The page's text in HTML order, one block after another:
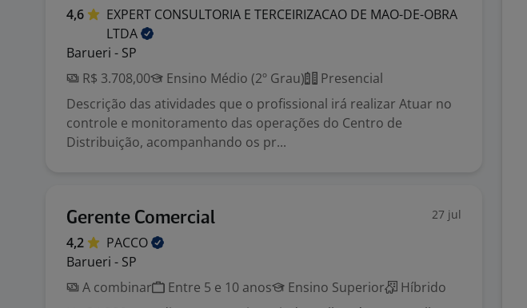
4,6
EXPERT CONSULTORIA E TERCEIRIZACAO DE MAO-DE-OBRA
LTDA
Barueri - SP
R$ 3.708,00
Ensino Médio (2º Grau)
Presencial
Descrição das atividades que o profissional irá realizar Atuar no
controle e monitoramento das operações do Centro de
Distribuição, acompanhando os pr...
Gerente Comercial 27 jul
4,2
PACCO
Barueri - SP
A combinar
Entre 5 e 10 anos Ensino Superior
Híbrido